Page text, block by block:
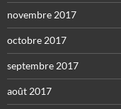
novembre 2017
octobre 2017
septembre 2017
août 2017